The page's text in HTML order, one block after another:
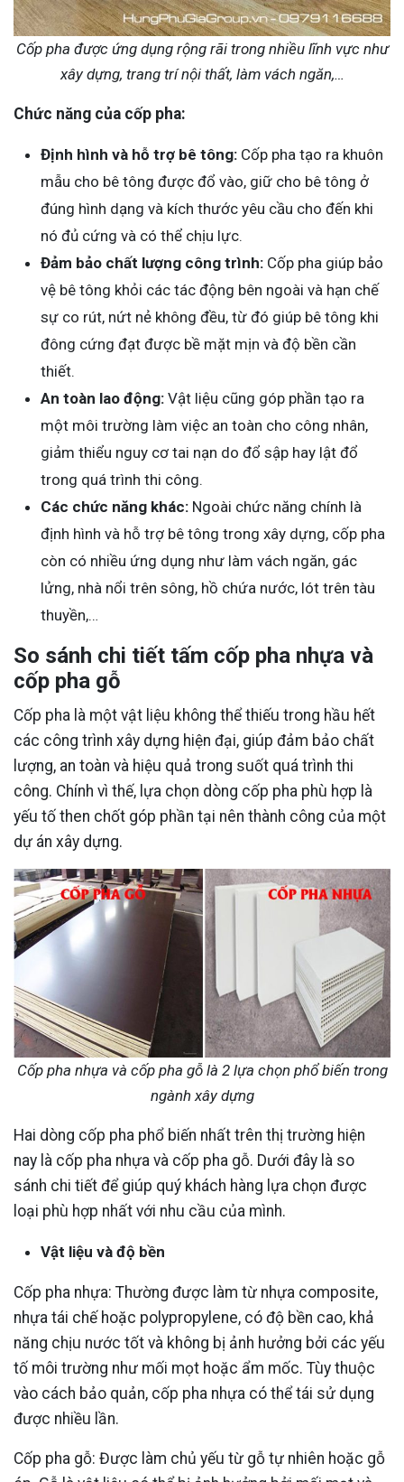
Cốp pha được ứng dụng rộng rãi trong nhiều lĩnh vực như
xây dựng, trang trí nội thất, làm vách ngăn,…
Chức năng của cốp pha:
Định hình và hỗ trợ bê tông: Cốp pha tạo ra khuôn
mẫu cho bê tông được đổ vào, giữ cho bê tông ở
đúng hình dạng và kích thước yêu cầu cho đến khi
nó đủ cứng và có thể chịu lực.
Đảm bảo chất lượng công trình: Cốp pha giúp bảo
vệ bê tông khỏi các tác động bên ngoài và hạn chế
sự co rút, nứt nẻ không đều, từ đó giúp bê tông khi
đông cứng đạt được bề mặt mịn và độ bền cần
thiết.
An toàn lao động: Vật liệu cũng góp phần tạo ra
một môi trường làm việc an toàn cho công nhân,
giảm thiểu nguy cơ tai nạn do đổ sập hay lật đổ
trong quá trình thi công.
Các chức năng khác: Ngoài chức năng chính là
định hình và hỗ trợ bê tông trong xây dựng, cốp pha
còn có nhiều ứng dụng như làm vách ngăn, gác
lửng, nhà nổi trên sông, hồ chứa nước, lót trên tàu
thuyền,…
So sánh chi tiết tấm cốp pha nhựa và
cốp pha gỗ
Cốp pha là một vật liệu không thể thiếu trong hầu hết
các công trình xây dựng hiện đại, giúp đảm bảo chất
lượng, an toàn và hiệu quả trong suốt quá trình thi
công. Chính vì thế, lựa chọn dòng cốp pha phù hợp là
yếu tố then chốt góp phần tại nên thành công của một
dự án xây dựng.
Cốp pha nhựa và cốp pha gỗ là 2 lựa chọn phổ biến trong
ngành xây dựng
Hai dòng cốp pha phổ biến nhất trên thị trường hiện
nay là cốp pha nhựa và cốp pha gỗ. Dưới đây là so
sánh chi tiết để giúp quý khách hàng lựa chọn được
loại phù hợp nhất với nhu cầu của mình.
Vật liệu và độ bền
Cốp pha nhựa: Thường được làm từ nhựa composite,
nhựa tái chế hoặc polypropylene, có độ bền cao, khả
năng chịu nước tốt và không bị ảnh hưởng bởi các yếu
tố môi trường như mối mọt hoặc ẩm mốc. Tùy thuộc
vào cách bảo quản, cốp pha nhựa có thể tái sử dụng
được nhiều lần.
Cốp pha gỗ: Được làm chủ yếu từ gỗ tự nhiên hoặc gỗ